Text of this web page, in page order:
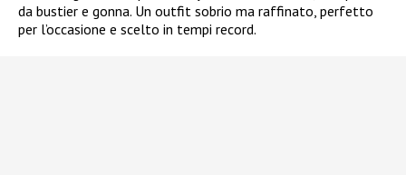
da bustier e gonna. Un outfit sobrio ma raffinato, perfetto
per l’occasione e scelto in tempi record.